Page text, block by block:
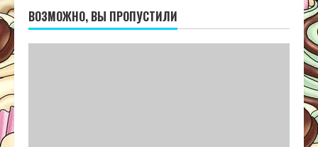
ВОЗМОЖНО, ВЫ ПРОПУСТИЛИ